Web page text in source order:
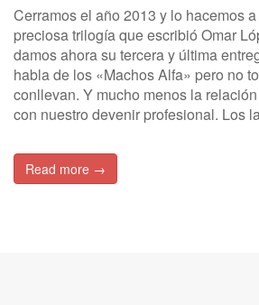
Cerramos el año 2013 y lo hacemos
preciosa trilogía que escribió Omar
damos ahora su tercera y última
habla de los «Machos Alfa» pero no
conllevan. Y mucho menos la
con nuestro devenir profesional. Los
Read more →